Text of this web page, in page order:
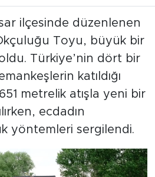
ilçesinde düzenlenen
Toyu, büyük bir
Türkiye’nin dört bir
katıldığı
metrelik atışla yeni bir
ecdadın
yöntemleri sergilendi.